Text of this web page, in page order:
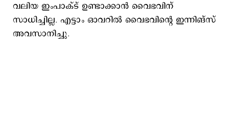
വലിയ ഇംപാക്ട് ഉണ്ടാക്കാന്‍ വൈഭവിന്
സാധിച്ചില്ല. എട്ടാം ഓവറില്‍ വൈഭവിന്‍റെ ഇന്നിങ്സ്
അവസാനിച്ചു.